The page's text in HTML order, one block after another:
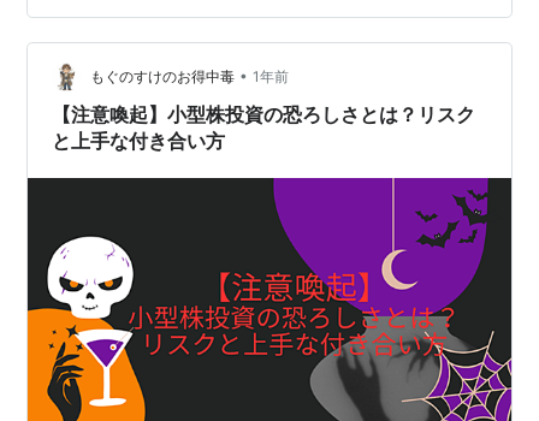
うに自民党に恩を売って、神谷首相で、参政党・自民
党・公明党の連立政権を樹立することを狙うものにほか
ならない。自民党の一部では、玉木首相で、自・…
もぐのすけのお得中毒 • 1年前
【注意喚起】小型株投資の恐ろしさとは？リスク
と上手な付き合い方